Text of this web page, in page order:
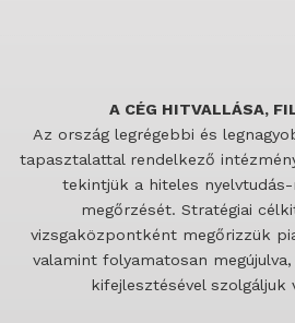
A CÉG HITVALLÁSA,
Az ország legrégebbi és
tapasztalattal rendelkező
tekintjük a hiteles
megőrzését. Stratégiai
vizsgaközpontként megőrizzük
valamint folyamatosan
kifejlesztésével szolgáljuk